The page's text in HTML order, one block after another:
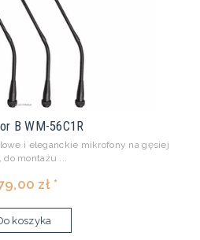
B WM-56C1R
i eleganckie mikrofony na gęsiej
do montażu ...
zł *
koszyka